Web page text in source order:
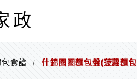
政
包食譜 / 什錦圈圈麵包盤(菠蘿麵